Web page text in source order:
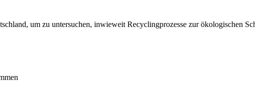
um zu untersuchen, inwieweit Recyclingprozesse zur ökologischen